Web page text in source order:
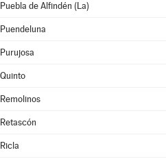
Puebla de Alfindén (La)
Puendeluna
Purujosa
Quinto
Remolinos
Retascón
Ricla